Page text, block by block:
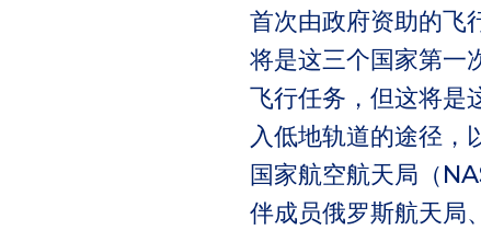
首次由政府资助的飞
将是这三个国家第一
飞行任务，但这将是
入低地轨道的途径，
国家航空航天局（
伴成员俄罗斯航天局